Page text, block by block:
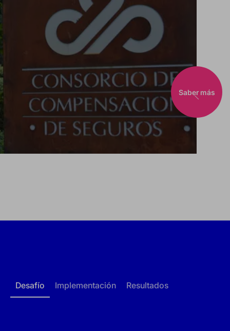
Saber más
Desafío Implementación Resultados